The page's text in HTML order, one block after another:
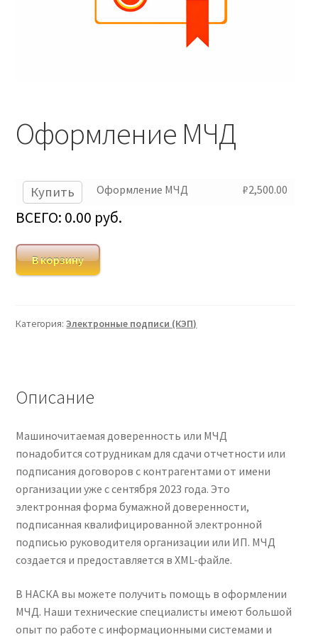
Оформление МЧД
Купить Оформление МЧД ₽2,500.00
ВСЕГО: 0.00 руб.
В корзину
Категория:Электронные подписи (КЭП)
Описание
Машиночитаемая доверенность или МЧД
понадобится сотрудникам для сдачи отчетности или
подписания договоров с контрагентами от имени
организации уже с сентября 2023 года. Это
электронная форма бумажной доверенности,
подписанная квалифицированной электронной
подписью руководителя организации или ИП. МЧД
создается и предоставляется в XML-файле.
В НАСКА вы можете получить помощь в оформлении
МЧД. Наши технические специалисты имеют большой
опыт по работе с информационными системами и